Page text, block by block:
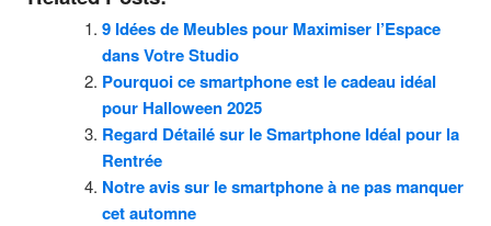
9 Idées de Meubles pour Maximiser l’Espace
dans Votre Studio
Pourquoi ce smartphone est le cadeau idéal
pour Halloween 2025
Regard Détailé sur le Smartphone Idéal pour la
Rentrée
Notre avis sur le smartphone à ne pas manquer
cet automne